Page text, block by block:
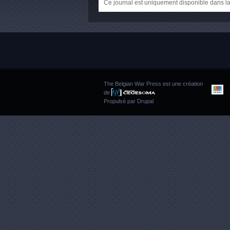
Ce journal est uniquement disponible dans
The Belgian War Press est une création
de
Propulsé par Drupal